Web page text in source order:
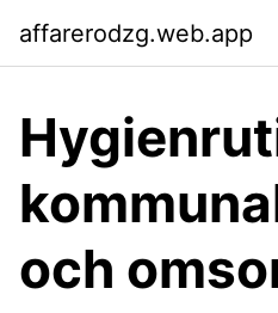
affarerodzg.web.app
och